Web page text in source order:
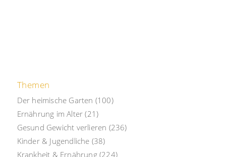
Themen
Der heimische Garten (100)
Ernährung im Alter (21)
Gesund Gewicht verlieren (236)
Kinder & Jugendliche (38)
Krankheit & Ernährung(224)